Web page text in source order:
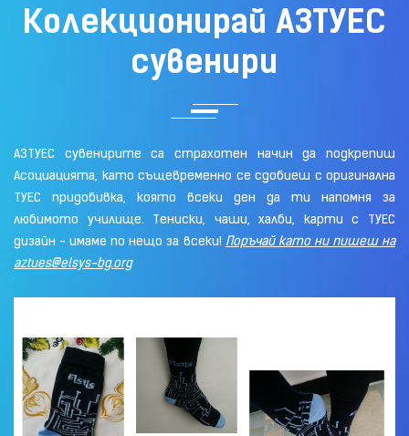
Колекционирай АЗТУЕС
сувенири
АЗТУЕС сувенирите са страхотен начин да подкрепиш
Асоциацията, като същевременно се сдобиеш с оригинална
ТУЕС придобивка, която всеки ден да ти напомня за
любимото училище. Тениски, чаши, халби, карти с ТУЕС
дизайн - имаме по нещо за всеки! Поръчай като ни пишеш на
aztues@elsys-bg.org